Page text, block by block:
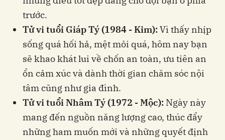
trước.
Tử vi tuổi Giáp Tý (1984 - Kim):Vì thấy nhịp
sống quá hối hả, mệt mỏi quá, hôm nay bạn
sẽ khao khát lui về chốn an toàn, ưu tiên an
ổn cảm xúc và dành thời gian chăm sóc nội
tâm cũng như gia đình.
Tử vi tuổi Nhâm Tý (1972 - Mộc): Ngày này
mang đến nguồn năng lượng cao, thúc đẩy
những ham muốn mới và những quyết định